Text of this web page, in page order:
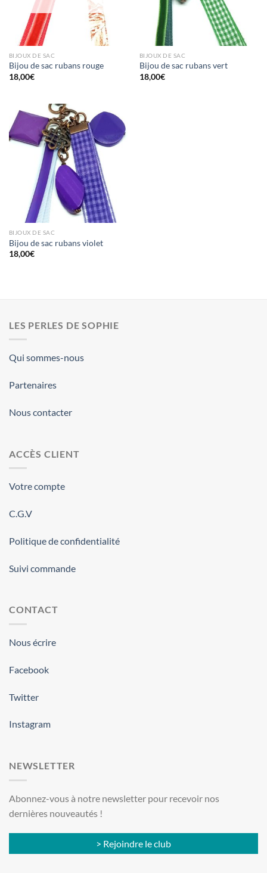
BIJOUX DE SAC
Bijou de sac rubans rouge
18,00€
BIJOUX DE SAC
Bijou de sac rubans vert
18,00€
BIJOUX DE SAC
Bijou de sac rubans violet
18,00€
LES PERLES DE SOPHIE
Qui sommes-nous
Partenaires
Nous contacter
ACCÈS CLIENT
Votre compte
C.G.V
Politique de confidentialité
Suivi commande
CONTACT
Nous écrire
Facebook
Twitter
Instagram
NEWSLETTER
Abonnez-vous à notre newsletter pour recevoir nos
dernières nouveautés !
> Rejoindre le club